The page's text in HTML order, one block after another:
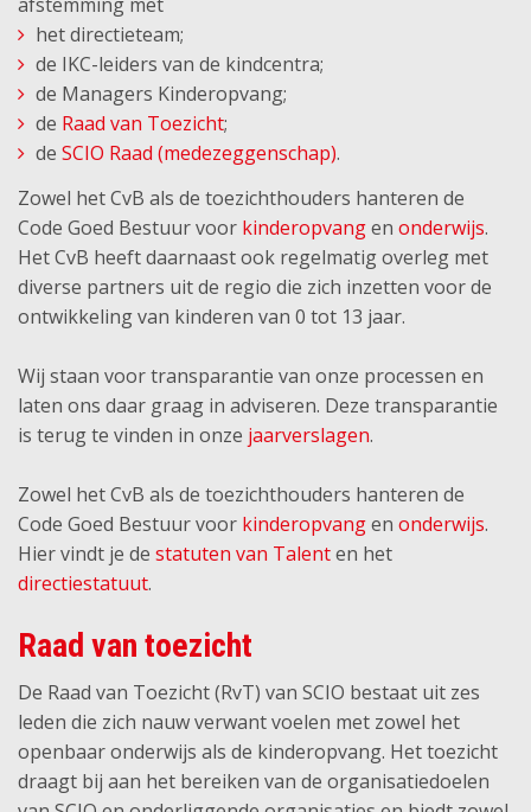
het directieteam;
de IKC-leiders van de kindcentra;
de Managers Kinderopvang;
de Raad van Toezicht;
de SCIO Raad (medezeggenschap).
Zowel het CvB als de toezichthouders hanteren de
Code Goed Bestuur voor kinderopvangen onderwijs.
Het CvB heeft daarnaast ook regelmatig overleg met
diverse partners uit de regio die zich inzetten voor de
ontwikkeling van kinderen van 0 tot 13 jaar.
Wij staan voor transparantie van onze processen en
laten ons daar graag in adviseren. Deze transparantie
is terug te vinden in onze jaarverslagen.
Zowel het CvB als de toezichthouders hanteren de
Code Goed Bestuur voor kinderopvangen onderwijs.
Hier vindt je de statuten van Talenten het
directiestatuut.
Raad van toezicht
De Raad van Toezicht (RvT) van SCIO bestaat uit zes
leden die zich nauw verwant voelen met zowel het
openbaar onderwijs als de kinderopvang. Het toezicht
draagt bij aan het bereiken van de organisatiedoelen